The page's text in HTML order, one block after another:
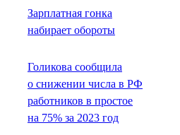
Зарплатная гонка
набирает обороты
Голикова сообщила
о снижении числа в РФ
работников в простое
на 75% за 2023 год